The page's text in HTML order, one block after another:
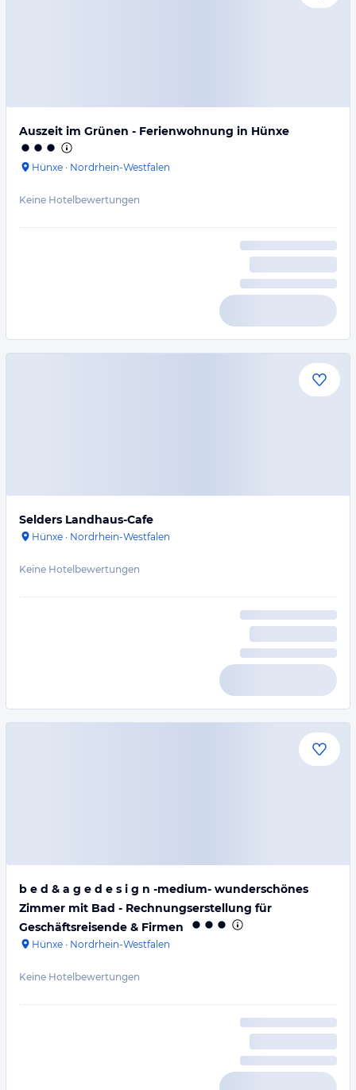
Auszeit im Grünen - Ferienwohnung in Hünxe
Hünxe · Nordrhein-Westfalen
Keine Hotelbewertungen
Selders Landhaus-Cafe
Hünxe · Nordrhein-Westfalen
Keine Hotelbewertungen
b e d & a g e d e s i g n -medium- wunderschönes
Zimmer mit Bad - Rechnungserstellung für
Geschäftsreisende & Firmen
Hünxe · Nordrhein-Westfalen
Keine Hotelbewertungen